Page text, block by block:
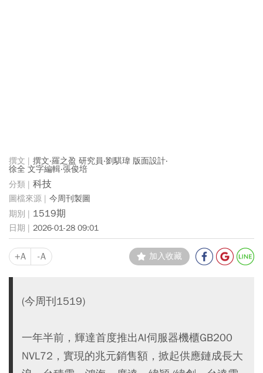
撰文‧羅之盈 研究員‧劉騏瑋 版面設計‧
徐全 文字編輯‧張俊培
科技
今周刊製圖
1519期
2026-01-28 09:01
+A -A 加入收藏
(今周刊1519)
一年半前，輝達首度推出AI伺服器機櫃GB200
NVL72，實現的兆元銷售額，掀起供應鏈成長大